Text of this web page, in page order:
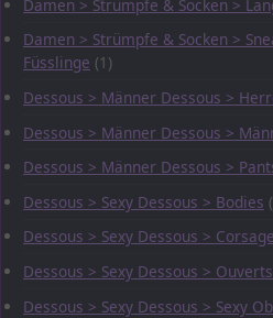
Damen > Strümpfe & Socken >
Damen > Strümpfe & Socken >
Füsslinge (1)
Dessous > Männer Dessous >
Dessous > Männer Dessous >
Dessous > Männer Dessous >
Dessous > Sexy Dessous > Bodies
Dessous > Sexy Dessous >
Dessous > Sexy Dessous > Ouverts
Dessous > Sexy Dessous > Sexy